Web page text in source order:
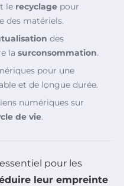
le recyclage pour
des matériels.
des
la surconsommation.
pour une
et de longue durée.
numériques sur
de vie.
pour les
leur empreinte